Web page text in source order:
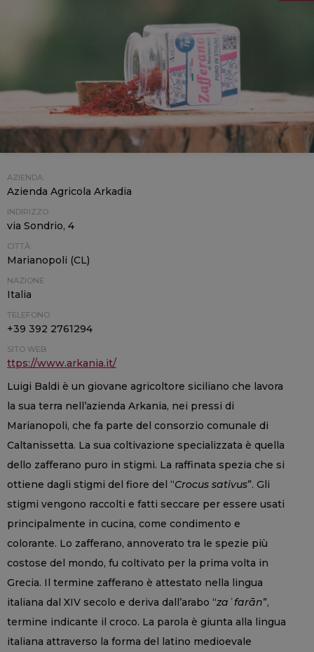
AZIENDA:
Azienda Agricola Arkadia
INDIRIZZO:
via Sondrio, 4
CITTÀ:
Marianopoli (CL)
NAZIONE
Italia
TELEFONO
+39 392 2761294
SITO WEB
ttps://www.arkania.it/
Luigi Baldi è un giovane agricoltore siciliano che lavora
la sua terra nell’azienda Arkania, nei pressi di
Marianopoli, che fa parte del consorzio comunale di
Caltanissetta. La sua coltivazione specializzata è quella
dello zafferano puro in stigmi. La raffinata spezia che si
ottiene dagli stigmi del fiore del “Crocus sativus”. Gli
stigmi vengono raccolti e fatti seccare per essere usati
principalmente in cucina, come condimento e
colorante. Lo zafferano, annoverato tra le spezie più
costose del mondo, fu coltivato per la prima volta in
Grecia. Il termine zafferano è attestato nella lingua
italiana dal XIV secolo e deriva dall’arabo “zaʿfarān”,
termine indicante il croco. La parola è giunta alla lingua
italiana attraverso la forma del latino medioevale